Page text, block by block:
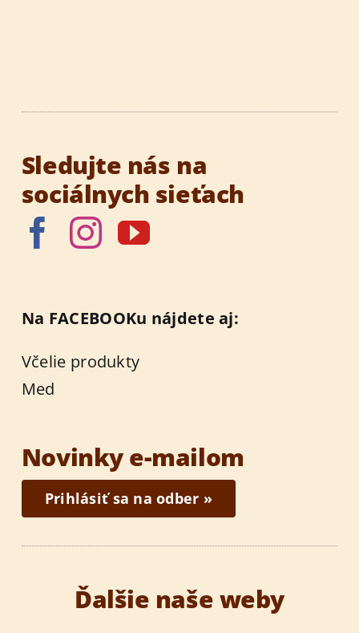
Sledujte nás na
sociálnych sieťach
Na FACEBOOKu nájdete aj:
Včelie produkty
Med
Novinky e-mailom
Prihlásiť sa na odber »
Ďalšie naše weby